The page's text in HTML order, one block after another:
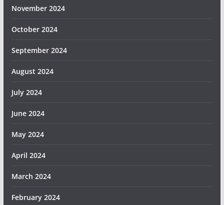
November 2024
October 2024
September 2024
August 2024
July 2024
June 2024
May 2024
April 2024
March 2024
February 2024